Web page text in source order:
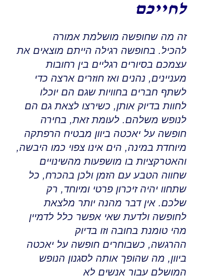
לחייכם
זה מה שחופשה מושלמת אמורה
להכיל. בחופשה רגילה הייתם מוצאים את
עצמכם בסיורים רגליים בין רחובות
מעניינים, נהנים ואז חוזרים ארצה כדי
לשתף חברים בחוויות שגם הם יוכלו
לחוות בדיוק אותן, כשירצו לצאת גם הם
לנופש משלהם. לעומת זאת, בחירה
חופשה על יאכטה ביוון מבטיח הרפתקה
מיוחדת במינה, הים אינו צפוי כמו היבשה,
והאטרקציות בו מושפעות מהשינויים
שחווה הטבע עם הזמן ולכן בהכרח, כל
שתחוו יהיה זיכרון פרטי ומיוחד, רק
שלכם. אין דבר מהנה יותר מלצאת
לחופשה ולדעת שאי אפשר כלל לדמיין
מהי טומנת בחובה וזו בדיוק
ההרגשה, כשבוחרים חופשה על יאכטה
ביוון, מה שהופך אותה לסגנון הנופש
המושלם עבור אנשים לא